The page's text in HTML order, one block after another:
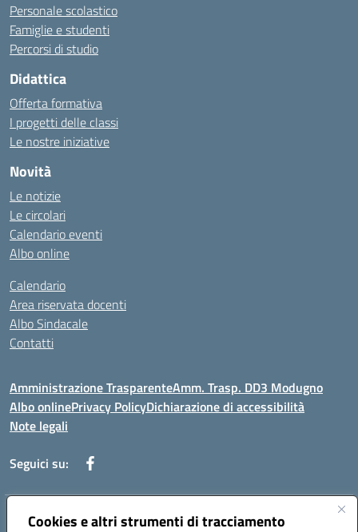
Cookies e altri strumenti di tracciamento
Personale scolastico
Famiglie e studenti
Percorsi di studio
Didattica
Offerta formativa
I progetti delle classi
Le nostre iniziative
Novità
Le notizie
Le circolari
Calendario eventi
Albo online
Calendario
Area riservata docenti
Albo Sindacale
Contatti
Amministrazione TrasparenteAmm. Trasp. DD3 Modugno
Albo onlinePrivacy PolicyDichiarazione di accessibilità
Note legali
Seguici su:
Indirizzo:Via Magna Grecia, 1 - 70026 Modugno (Bari)